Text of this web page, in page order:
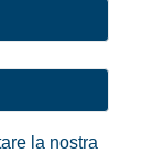
la nostra